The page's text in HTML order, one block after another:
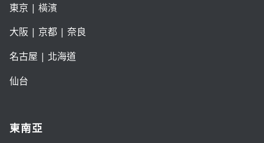
東京 | 橫濱
大阪| 京都| 奈良
名古屋 | 北海道
仙台
東南亞